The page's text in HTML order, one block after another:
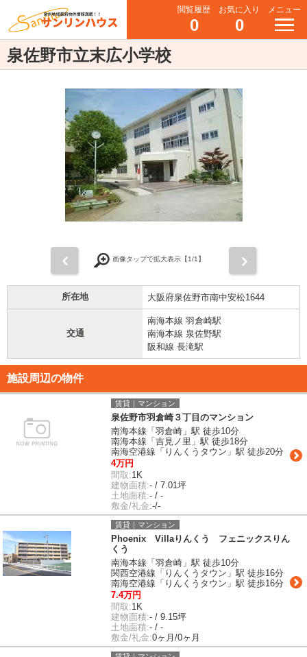
閲覧履歴
0
お気に入り
0
メニュー
泉佐野市立末広小学校
画像タップで拡大表示【1/1】
所在地 大阪府泉佐野市南中安松1644
交通
南海本線 羽倉崎駅
南海本線 泉佐野駅
阪和線 長滝駅
施設周辺の物件
賃貸｜マンション
泉佐野市羽倉崎３丁目のマンション
南海本線「羽倉崎」駅 徒歩10分
南海本線「吉見ノ里」駅 徒歩18分
南海空港線「りんくうタウン」駅 徒歩20分
4万円
間取:1K
建物面積:- / 7.01坪
土地面積:- / -
敷金/礼金:-/-
賃貸｜マンション
Phoenix Villaりんくう フェニックスりん
くう
南海本線「羽倉崎」駅 徒歩10分
関西空港線「りんくうタウン」駅 徒歩16分
南海空港線「りんくうタウン」駅 徒歩16分
7.4万円
間取:1K
建物面積:- / 9.15坪
土地面積:- / -
敷金/礼金:0ヶ月/0ヶ月